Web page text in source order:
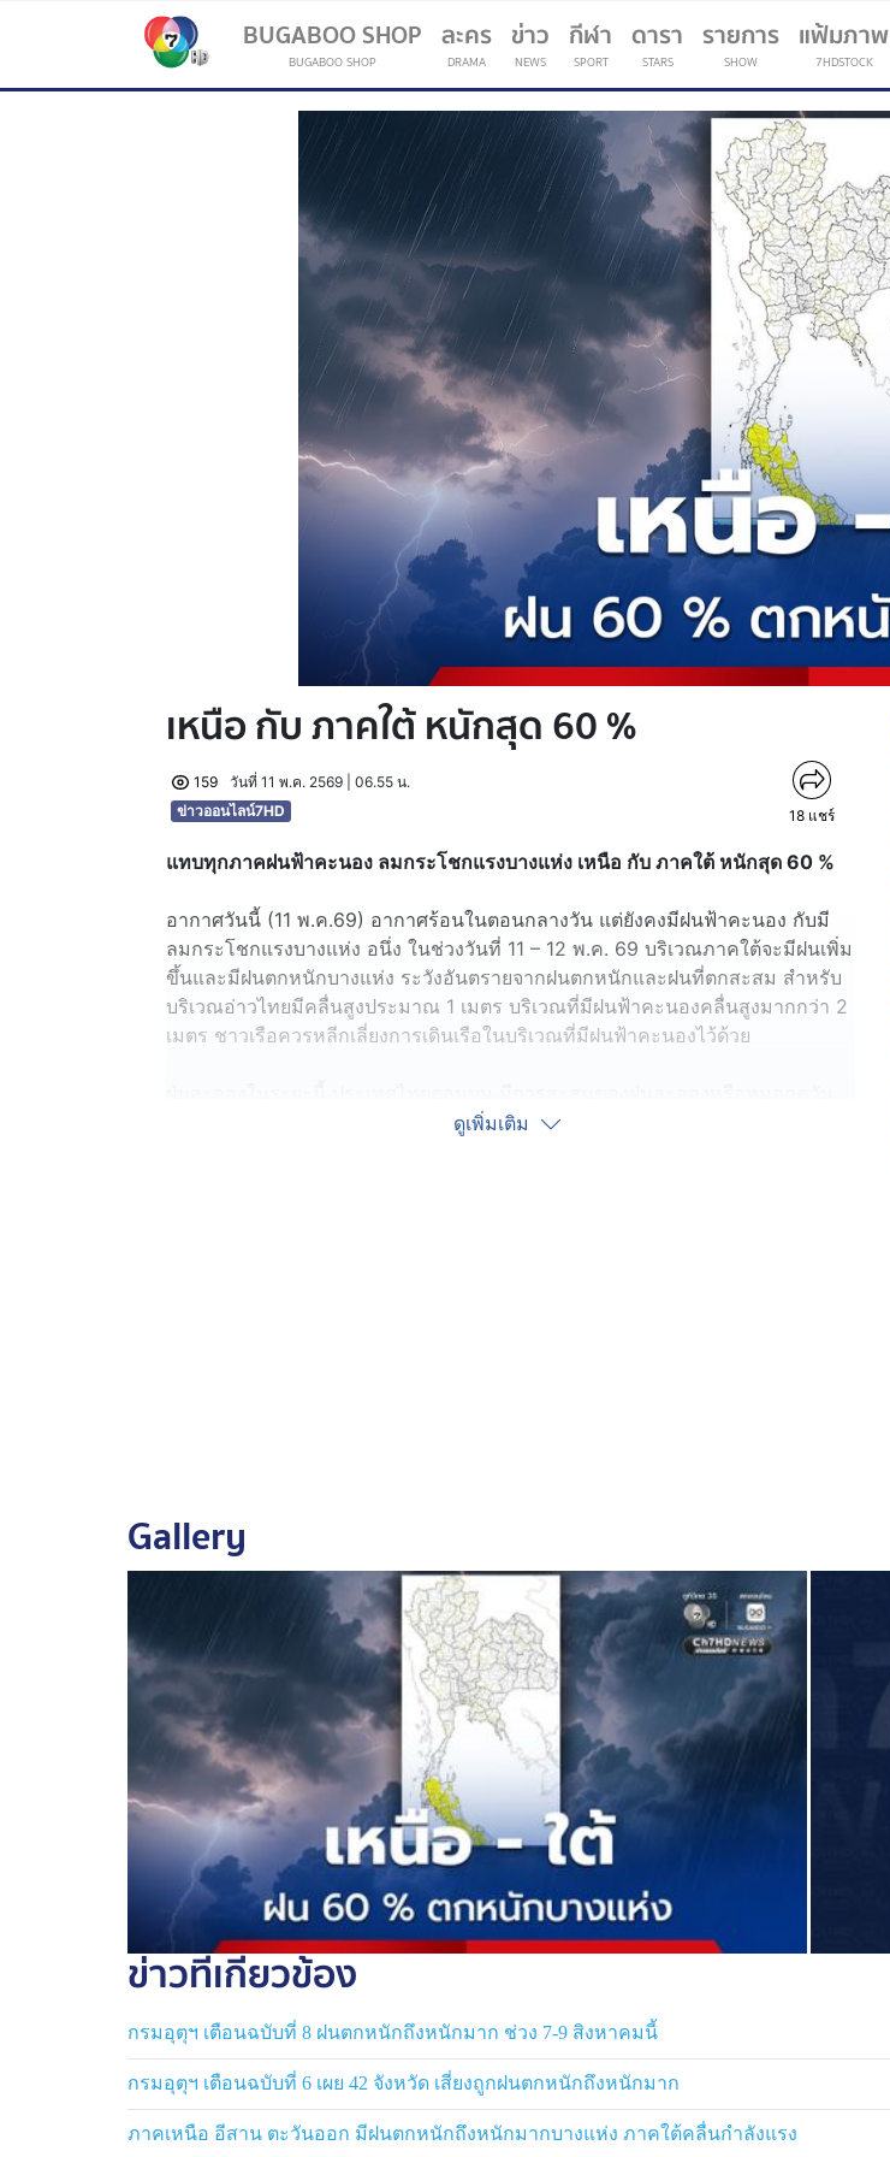
BUGABOO SHOP
BUGABOO SHOP
ละคร
DRAMA
ข่าว
NEWS
กีฬา
SPORT
(current)
ดารา
STARS
รายการ
SHOW
แฟ้มภาพ
7HDSTOCK
เหนือ กับ ภาคใต้ หนักสุด 60 %
159
วันที่ 11 พ.ค. 2569 | 06.55 น.
ข่าวออนไลน์7HD
18 แชร์
แทบทุกภาคฝนฟ้าคะนอง ลมกระโชกแรงบางแห่ง เหนือ กับ ภาคใต้ หนักสุด 60 %
อากาศวันนี้ (11 พ.ค.69) อากาศร้อนในตอนกลางวัน แต่ยังคงมีฝนฟ้าคะนอง กับมี
ลมกระโชกแรงบางแห่ง อนึ่ง ในช่วงวันที่ 11 – 12 พ.ค. 69 บริเวณภาคใต้จะมีฝนเพิ่ม
ขึ้นและมีฝนตกหนักบางแห่ง ระวังอันตรายจากฝนตกหนักและฝนที่ตกสะสม สำหรับ
บริเวณอ่าวไทยมีคลื่นสูงประมาณ 1 เมตร บริเวณที่มีฝนฟ้าคะนองคลื่นสูงมากกว่า 2
เมตร ชาวเรือควรหลีกเลี่ยงการเดินเรือในบริเวณที่มีฝนฟ้าคะนองไว้ด้วย
อยู่ในเกณฑ์เล็กน้อย เนื่องจากมีฝนตกในหลายพื้นที่
พยากรณ์อากาศ 06:00 น. วันนี้ ถึง 06:00 น. วันพรุ่งนี้
ภาคเหนือ อากาศร้อนในตอนกลางวัน มีฝนฟ้าคะนอง ร้อยละ 60 ของพื้นที่ กับมีลม
กระโชกแรงบางแห่ง ส่วนมากบริเวณจังหวัดแม่ฮ่องสอน เชียงใหม่ ลำพูน ลำปาง
เชียงราย พะเยา น่าน ตาก อุณหภูมิสูงสุด 32-38 องศาเซลเซียส
ภาคตะวันออกเฉียงเหนือ อากาศร้อนในตอนกลางวัน โดยมีฝนฟ้าคะนอง ร้อยละ 20
ของพื้นที่ ส่วนมากบริเวณจังหวัดเลย หนองบัวลำภู ชัยภูมิ นครราชสีมา บุรีรัมย์
สุรินทร์ ศรีสะเกษ และอุบลราชธานี อุณหภูมิสูงสุด 35-37 องศาเซลเซียส
ภาคกลาง อากาศร้อนในตอนกลางวัน โดยมีฝนฟ้าคะนอง ร้อยละ 40 ของพื้นที่ กับมี
ลมกระโชกแรงบางแห่ง ส่วนมากบริเวณจังหวัดนครสวรรค์ อุทัยธานี สุพรรณบุรี
พระนครศรีอยุธยา กาญจนบุรี ราชบุรี นครปฐม สมุทรสาคร และสมุทรสงคราม
อุณหภูมิสูงสุด 37-38 องศาเซลเซียส
ภาคตะวันออก อากาศร้อนในตอนกลางวัน โดยมีฝนฟ้าคะนอง ร้อยละ 40 ของพื้นที่
กับมีลมกระโชกแรงบางแห่ง ส่วนมากบริเวณจังหวัดฉะเชิงเทรา ชลบุรี ระยอง
จันทบุรี และตราด อุณหภูมิสูงสุด 34-38 องศาเซลเซียส
ภาคใต้ (ฝั่งตะวันออก) มีฝนฟ้าคะนอง ร้อยละ 60 ของพื้นที่ และมีฝนตกหนักบาง
ดูเพิ่มเติม
Gallery
ข่าวที่เกี่ยวข้อง
กรมอุตุฯ เตือนฉบับที่ 8 ฝนตกหนักถึงหนักมาก ช่วง 7-9 สิงหาคมนี้
กรมอุตุฯ เตือนฉบับที่ 6 เผย 42 จังหวัด เสี่ยงถูกฝนตกหนักถึงหนักมาก
ภาคเหนือ อีสาน ตะวันออก มีฝนตกหนักถึงหนักมากบางแห่ง ภาคใต้คลื่นกำลังแรง